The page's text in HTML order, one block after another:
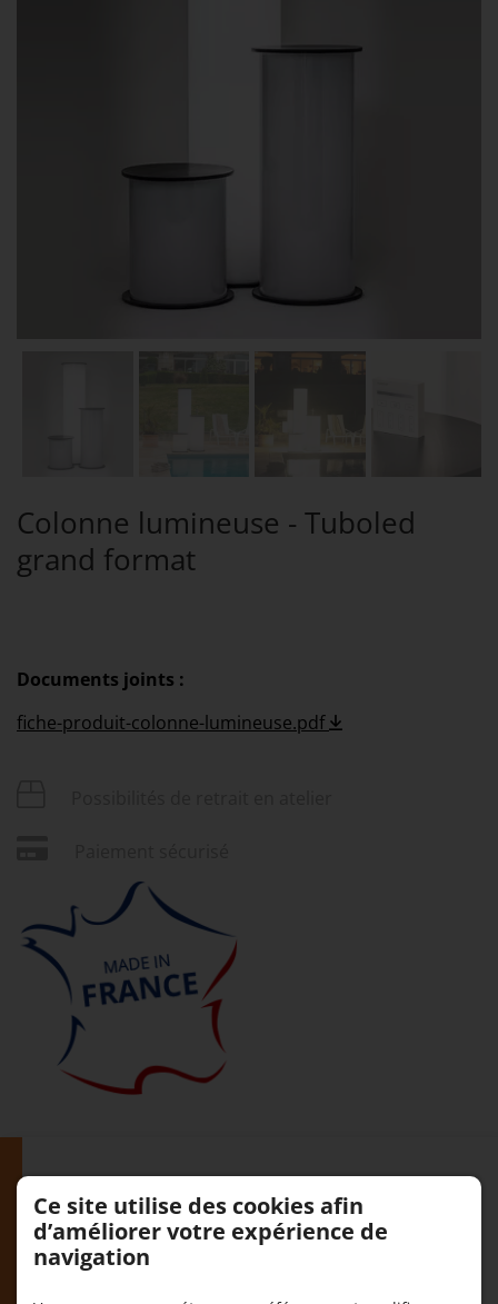
Colonne lumineuse - Tuboled
grand format
Documents joints :
fiche-produit-colonne-lumineuse.pdf
Description
Colonne lumineuse au
Ce site utilise des cookies afin
d’améliorer votre expérience de
navigation